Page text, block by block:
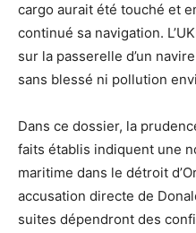
cargo aurait été touché et
continué sa navigation.
sur la passerelle d’un
sans blessé ni pollution
Dans ce dossier, la
faits établis indiquent une
maritime dans le détroit
accusation directe de
suites dépendront des